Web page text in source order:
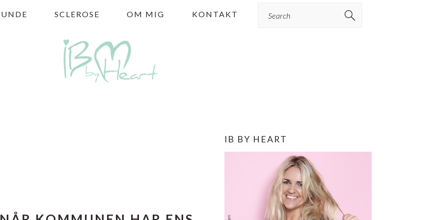
SCLEROSE OM MIG KONTAKT
PRIMÆR
IB BY HEART